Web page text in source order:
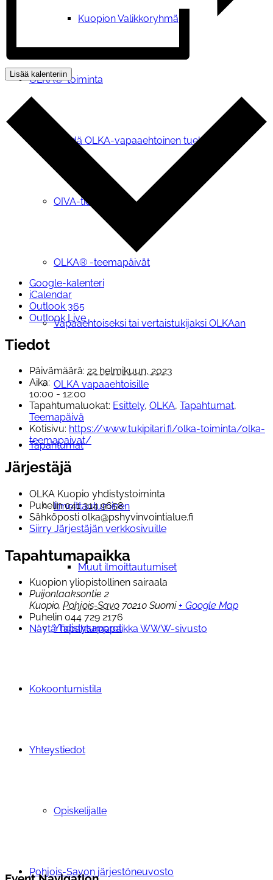
Kuopion Valikkoryhmä
OLKA®-toiminta
Pyydä OLKA-vapaaehtoinen tueksi
OIVA-tietopalvelu
OLKA® -teemapäivät
Vapaaehtoiseksi tai vertaistukijaksi OLKAan
OLKA vapaaehtoisille
Tapahtumat
Ilmoittautuminen
Muut ilmoittautumiset
Yhdistysapprot
Kokoontumistila
Yhteystiedot
Opiskelijalle
Pohjois-Savon järjestöneuvosto
Lisää kalenteriin
Google-kalenteri
iCalendar
Outlook 365
Outlook Live
Tiedot
Päivämäärä: 22 helmikuun, 2023
Aika:
10:00 - 12:00
Tapahtumaluokat: Esittely, OLKA, Tapahtumat,
Teemapäivä
Kotisivu: https://www.tukipilari.fi/olka-toiminta/olka-
teemapaivat/
Järjestäjä
OLKA Kuopio yhdistystoiminta
Puhelin041 314 9658
Sähköposti olka@pshyvinvointialue.fi
Siirry Järjestäjän verkkosivuille
Tapahtumapaikka
Kuopion yliopistollinen sairaala
Puijonlaaksontie 2
Kuopio, Pohjois-Savo 70210 Suomi + Google Map
Puhelin 044 729 2176
Näytä Tapahtumapaikka WWW-sivusto